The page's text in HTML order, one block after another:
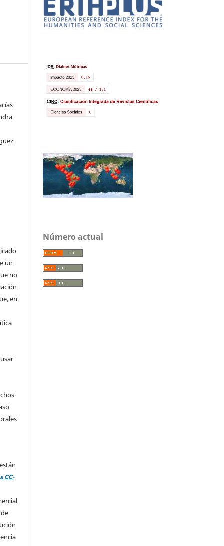
un
no
en
CC-
Número actual